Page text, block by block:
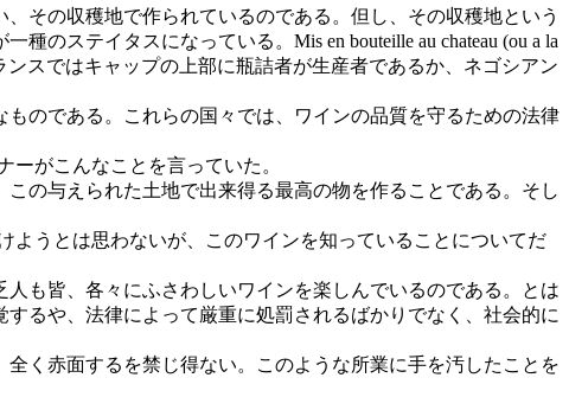
その収穫地で作られているのである。但し、その収穫地という
のステイタスになっている。Mis en bouteille au chateau (ou a la
ンスではキャップの上部に瓶詰者が生産者であるか、ネゴシアン
のである。これらの国々では、ワインの品質を守るための法律
がこんなことを言っていた。
の与えられた土地で出来得る最高の物を作ることである。そし
ようとは思わないが、このワインを知っていることについてだ
も皆、各々にふさわしいワインを楽しんでいるのである。とは
るや、法律によって厳重に処罰されるばかりでなく、社会的に
く赤面するを禁じ得ない。このような所業に手を汚したことを